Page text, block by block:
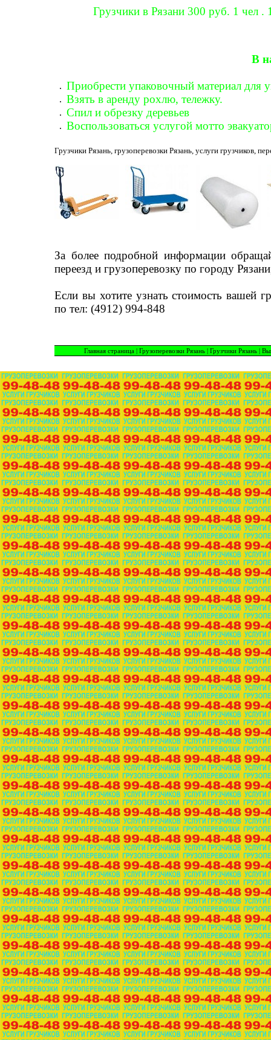
Грузчики в Рязани 300 руб. 1 чел .
В
Приобрести упаковочный материал для
Взять в аренду рохлю, тележку.
Спил и обрезку деревьев
Воспользоваться услугой мотто
Грузчики Рязань, грузоперевозки Рязань, услуги грузчиков,
За более подробной информации
переезд и грузоперевозку по городу
Если вы хотите узнать стоимость вашей
по тел: (4912) 994-848
Главная страница | Грузоперевозки Рязань | Грузчики Рязань |